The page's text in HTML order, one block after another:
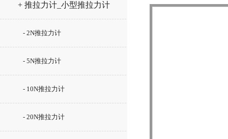
+ 推拉力计_小型推拉力计
- 2N推拉力计
- 5N推拉力计
- 10N推拉力计
- 20N推拉力计